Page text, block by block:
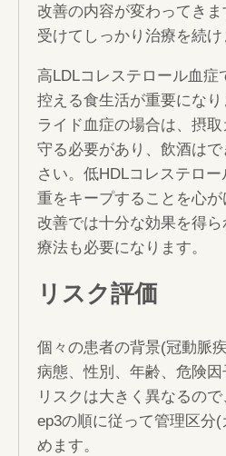
改善の内容が変わってき
受けてしっかり治療を続け
高LDLコレステロール血症
控える食生活が重要にな
ライド血症の場合は、摂
守る必要があり、飲酒は
さい。低HDLコレステロ
重をキープすることを心
改善では十分な効果を得
療法も必要になります。
リスク評価
個々の患者の背景(冠動脈
病態、性別、年齢、危険
リスクは大きく異なるの
ep3の順に従って管理区分
めます。